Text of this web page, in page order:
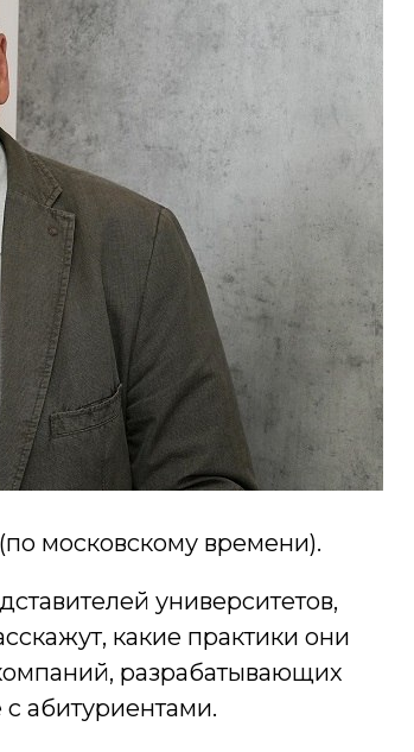
московскому времени).
университетов,
какие практики они
разрабатывающих
абитуриентами.